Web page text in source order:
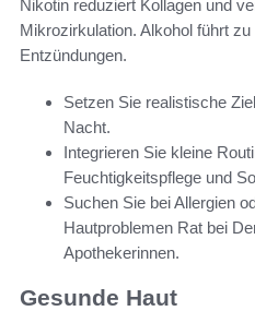
Nikotin reduziert Kollagen und
Mikrozirkulation. Alkohol führt
Entzündungen.
Setzen Sie realistische
Nacht.
Integrieren Sie kleine
Feuchtigkeitspflege und
Suchen Sie bei Allergien
Hautproblemen Rat bei
Apothekerinnen.
Gesunde Haut